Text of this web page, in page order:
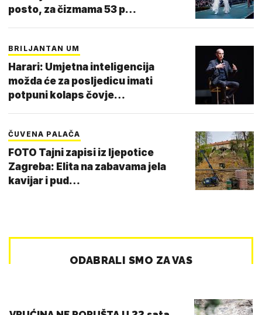
posto, za čizmama 53 p…
BRILJANTAN UM
Harari: Umjetna inteligencija
možda će za posljedicu imati
potpuni kolaps čovje…
ČUVENA PALAČA
FOTO Tajni zapisi iz ljepotice
Zagreba: Elita na zabavama jela
kavijar i pud…